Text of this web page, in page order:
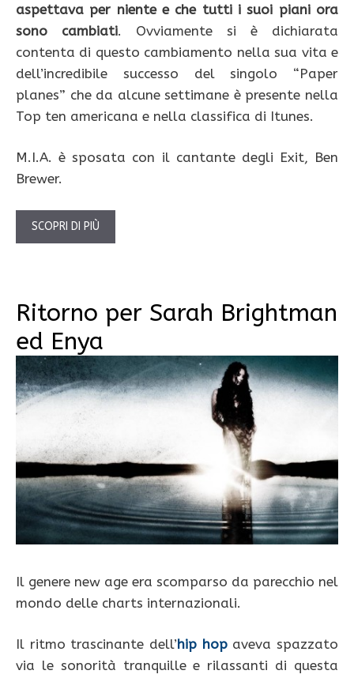
aspettava per niente e che tutti i suoi piani ora
sono cambiati. Ovviamente si è dichiarata
contenta di questo cambiamento nella sua vita e
dell’incredibile successo del singolo “Paper
planes” che da alcune settimane è presente nella
Top ten americana e nella classifica di Itunes.
M.I.A. è sposata con il cantante degli Exit, Ben
Brewer.
SCOPRI DI PIÙ
Ritorno per Sarah Brightman
ed Enya
Il genere new age era scomparso da parecchio nel
mondo delle charts internazionali.
Il ritmo trascinante dell’hip hopaveva spazzato
via le sonorità tranquille e rilassanti di questa